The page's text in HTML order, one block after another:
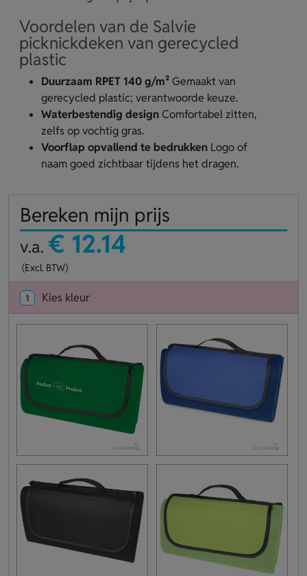
Voordelen van de Salvie
picknickdeken van gerecycled
plastic
Duurzaam RPET 140 g/m²Gemaakt van
gerecycled plastic; verantwoorde keuze.
Waterbestendig designComfortabel zitten,
zelfs op vochtig gras.
Voorflap opvallend te bedrukken Logo of
naam goed zichtbaar tijdens het dragen.
Bereken mijn prijs
v.a. € 12.14
(Excl. BTW)
1 Kies kleur